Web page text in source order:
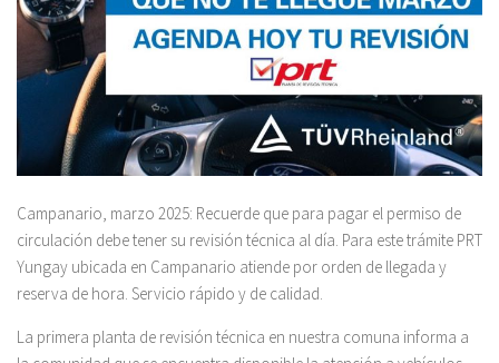
Campanario, marzo 2025: Recuerde que para pagar el permiso de
circulación debe tener su revisión técnica al día. Para este trámite PRT
Yungay ubicada en Campanario atiende por orden de llegada y
reserva de hora. Servicio rápido y de calidad.
La primera planta de revisión técnica en nuestra comuna informa a